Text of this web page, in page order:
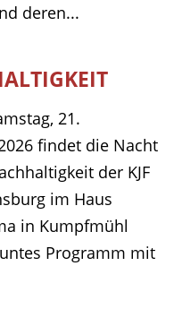
deren...
21.
findet die Nacht
der KJF
im Haus
in Kumpfmühl
Programm mit